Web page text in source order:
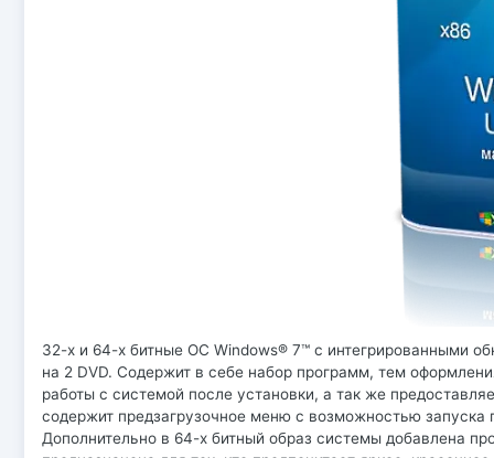
32-х и 64-х битные ОС Windows® 7™ с интегрированными
на 2 DVD. Содержит в себе набор программ, тем
работы с системой после установки, а так же
содержит предзагрузочное меню с возможностью
Дополнительно в 64-х битный образ системы добавлена